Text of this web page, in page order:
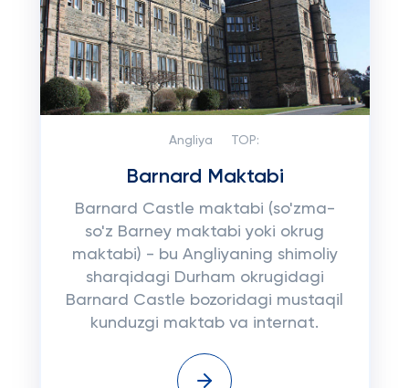
Angliya TOP:
Barnard Maktabi
Barnard Castle maktabi (so'zma-
so'z Barney maktabi yoki okrug
maktabi) - bu Angliyaning shimoliy
sharqidagi Durham okrugidagi
Barnard Castle bozoridagi mustaqil
kunduzgi maktab va internat.